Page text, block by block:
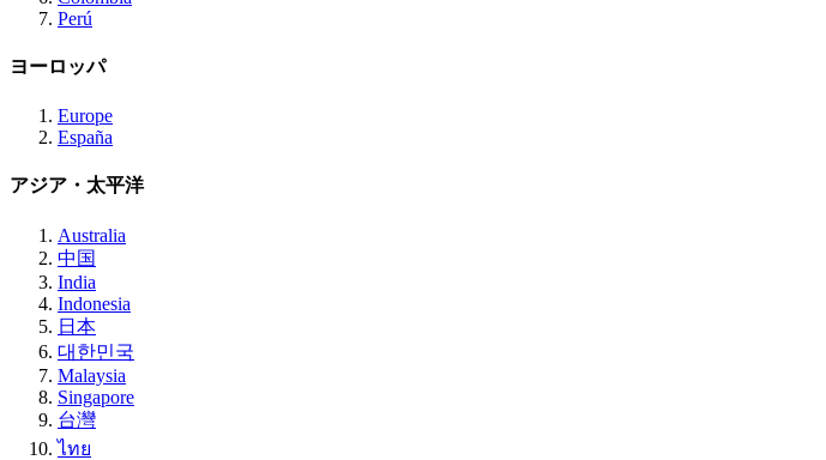
Perú
ヨーロッパ
Europe
España
アジア・太平洋
Australia
中国
India
Indonesia
日本
대한민국
Malaysia
Singapore
台灣
ไทย